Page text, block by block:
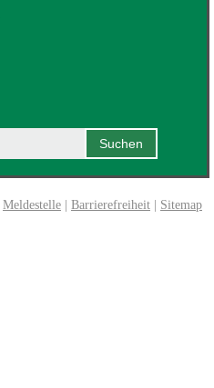
Meldestelle | Barrierefreiheit | Sitemap